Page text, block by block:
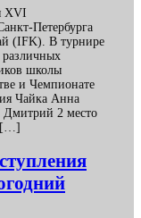
XVI
Петербурга
(IFK). В турнире
школы
и Чемпионате
Чайка Анна
2 место
[…]